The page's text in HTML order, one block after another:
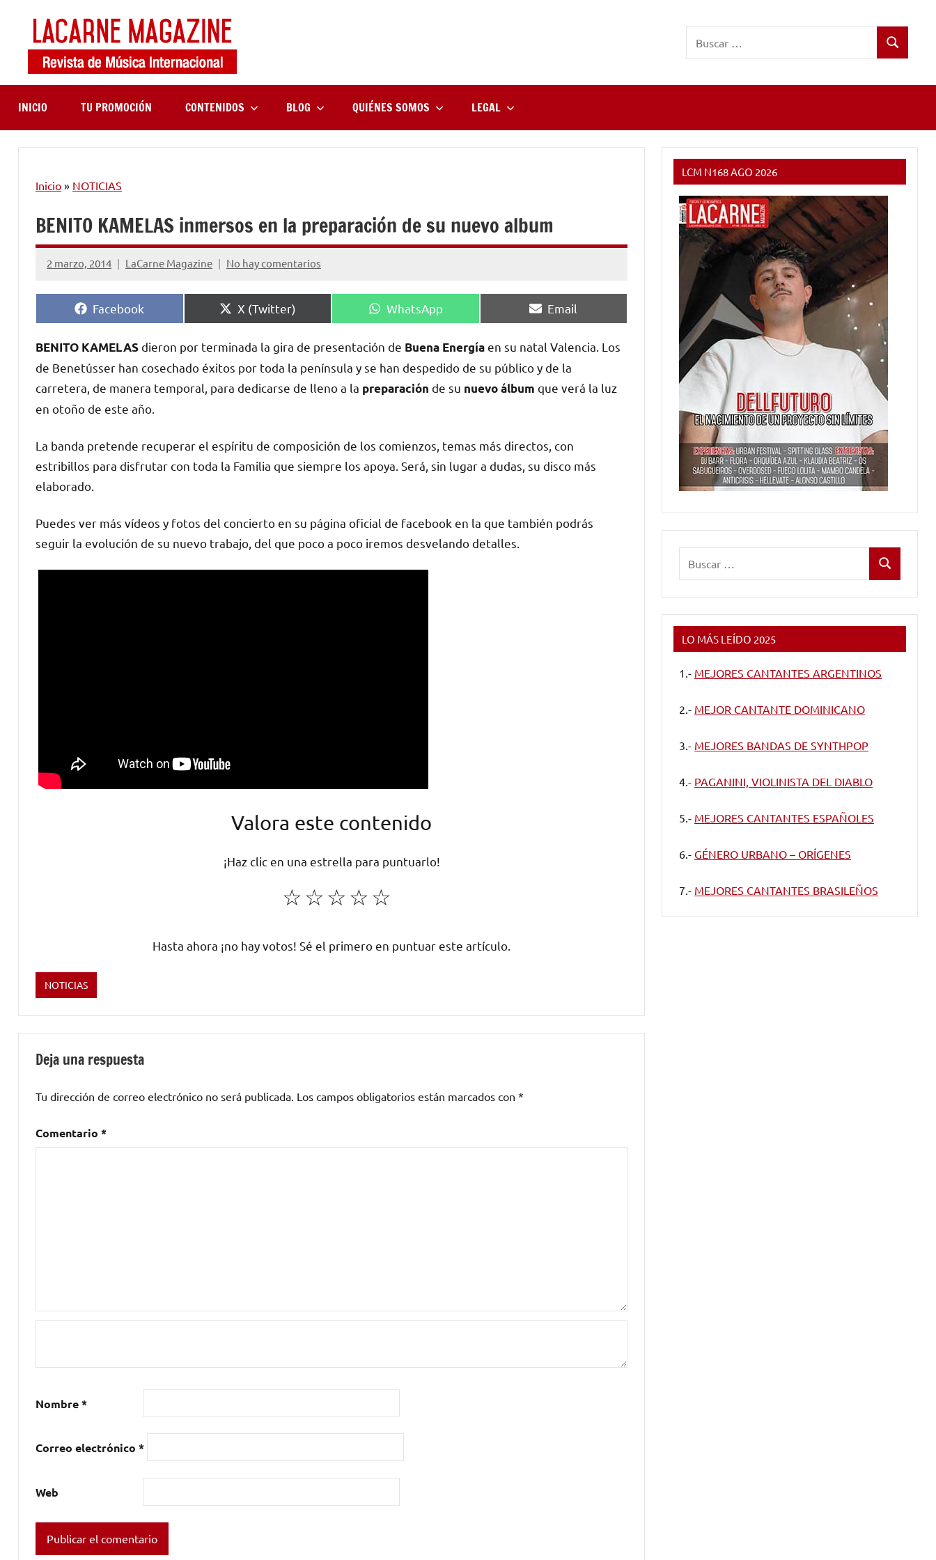
contenido
Magazine
música
internacional
Buscar
INICIO TU PROMOCIÓN CONTENIDOS BLOG QUIÉNES SOMOS LEGAL
Inicio » NOTICIAS
BENITO KAMELAS inmersos en la preparación de su nuevo album
2 marzo, 2014 LaCarne Magazine No hay comentarios
Compartir
en
Facebook
Compartir
en
X (Twitter)
Compartir
en
WhatsApp
Compartir
en
Email
BENITO KAMELASdieron por terminada la gira de presentación de Buena Energíaen su natal Valencia. Los
de Benetússer han cosechado éxitos por toda la península y se han despedido de su público y de la
carretera, de manera temporal, para dedicarse de lleno a la preparación de su nuevo álbum que verá la luz
en otoño de este año.
La banda pretende recuperar el espíritu de composición de los comienzos, temas más directos, con
estribillos para disfrutar con toda la Familia que siempre los apoya. Será, sin lugar a dudas, su disco más
elaborado.
Puedes ver más vídeos y fotos del concierto en su página oficial de facebook en la que también podrás
seguir la evolución de su nuevo trabajo, del que poco a poco iremos desvelando detalles.
Valora este contenido
¡Haz clic en una estrella para puntuarlo!
☆
☆
☆
☆
☆
Hasta ahora ¡no hay votos! Sé el primero en puntuar este artículo.
Etiquetado
como
Benito
Kamelas
NOTICIAS
Deja una respuesta
Tu dirección de correo electrónico no será publicada. Los campos obligatorios están marcados con *
Comentario *
Nombre*
Correo electrónico *
Web
LCM N168 AGO 2026
Buscar
LO MÁS LEÍDO 2025
1.- MEJORES CANTANTES ARGENTINOS
2.- MEJOR CANTANTE DOMINICANO
3.- MEJORES BANDAS DE SYNTHPOP
4.- PAGANINI, VIOLINISTA DEL DIABLO
5.- MEJORES CANTANTES ESPAÑOLES
6.- GÉNERO URBANO – ORÍGENES
7.- MEJORES CANTANTES BRASILEÑOS